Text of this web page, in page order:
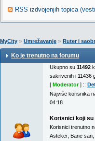
RSS izdvojenjih topica
MyCity » Umrežavanje » Ruter i
Ko je trenutno na forumu
Ukupno su 11492
sakrivenih i
[ Moderator] ::
Najviše korisnika
04:18
Korisnici koji
Korisnici trenutno
Asteker, Bane san